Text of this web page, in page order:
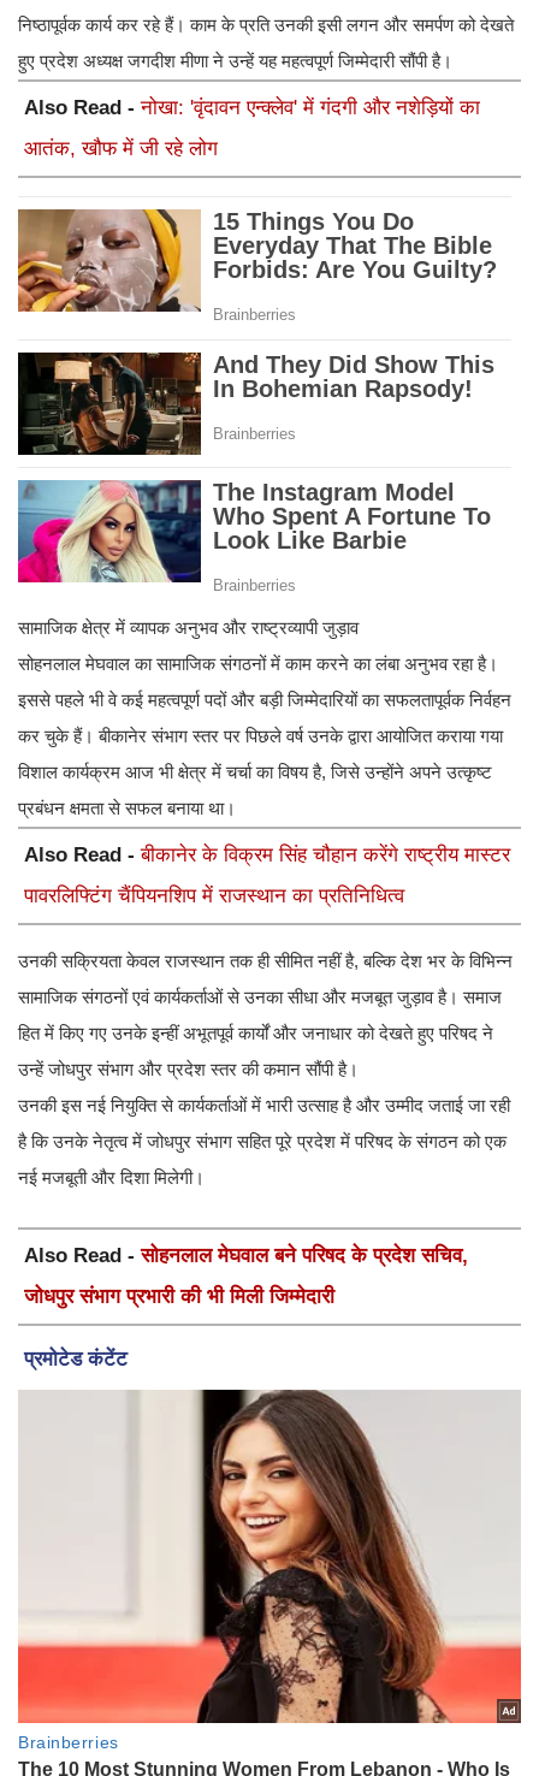
निष्ठापूर्वक कार्य कर रहे हैं। काम के प्रति उनकी इसी लगन और समर्पण को देखते
हुए प्रदेश अध्यक्ष जगदीश मीणा ने उन्हें यह महत्वपूर्ण जिम्मेदारी सौंपी है।
Also Read -नोखा: 'वृंदावन एन्क्लेव' में गंदगी और नशेड़ियों का
आतंक, खौफ में जी रहे लोग
सामाजिक क्षेत्र में व्यापक अनुभव और राष्ट्रव्यापी जुड़ाव
सोहनलाल मेघवाल का सामाजिक संगठनों में काम करने का लंबा अनुभव रहा है।
इससे पहले भी वे कई महत्वपूर्ण पदों और बड़ी जिम्मेदारियों का सफलतापूर्वक निर्वहन
कर चुके हैं। बीकानेर संभाग स्तर पर पिछले वर्ष उनके द्वारा आयोजित कराया गया
विशाल कार्यक्रम आज भी क्षेत्र में चर्चा का विषय है, जिसे उन्होंने अपने उत्कृष्ट
प्रबंधन क्षमता से सफल बनाया था।
Also Read -बीकानेर के विक्रम सिंह चौहान करेंगे राष्ट्रीय मास्टर
पावरलिफ्टिंग चैंपियनशिप में राजस्थान का प्रतिनिधित्व
उनकी सक्रियता केवल राजस्थान तक ही सीमित नहीं है, बल्कि देश भर के विभिन्न
सामाजिक संगठनों एवं कार्यकर्ताओं से उनका सीधा और मजबूत जुड़ाव है। समाज
हित में किए गए उनके इन्हीं अभूतपूर्व कार्यों और जनाधार को देखते हुए परिषद ने
उन्हें जोधपुर संभाग और प्रदेश स्तर की कमान सौंपी है।
उनकी इस नई नियुक्ति से कार्यकर्ताओं में भारी उत्साह है और उम्मीद जताई जा रही
है कि उनके नेतृत्व में जोधपुर संभाग सहित पूरे प्रदेश में परिषद के संगठन को एक
नई मजबूती और दिशा मिलेगी।
Also Read -सोहनलाल मेघवाल बने परिषद के प्रदेश सचिव,
जोधपुर संभाग प्रभारी की भी मिली जिम्मेदारी